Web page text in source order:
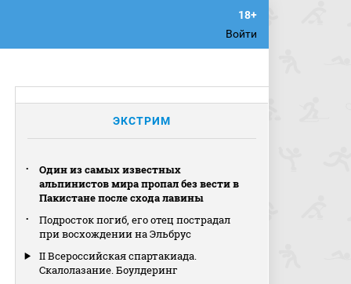
Войти
ЭКСТРИМ
Один из самых известных
альпинистов мира пропал без вести в
Пакистане после схода лавины
Подросток погиб, его отец пострадал
при восхождении на Эльбрус
II Всероссийская спартакиада.
Скалолазание. Боулдеринг